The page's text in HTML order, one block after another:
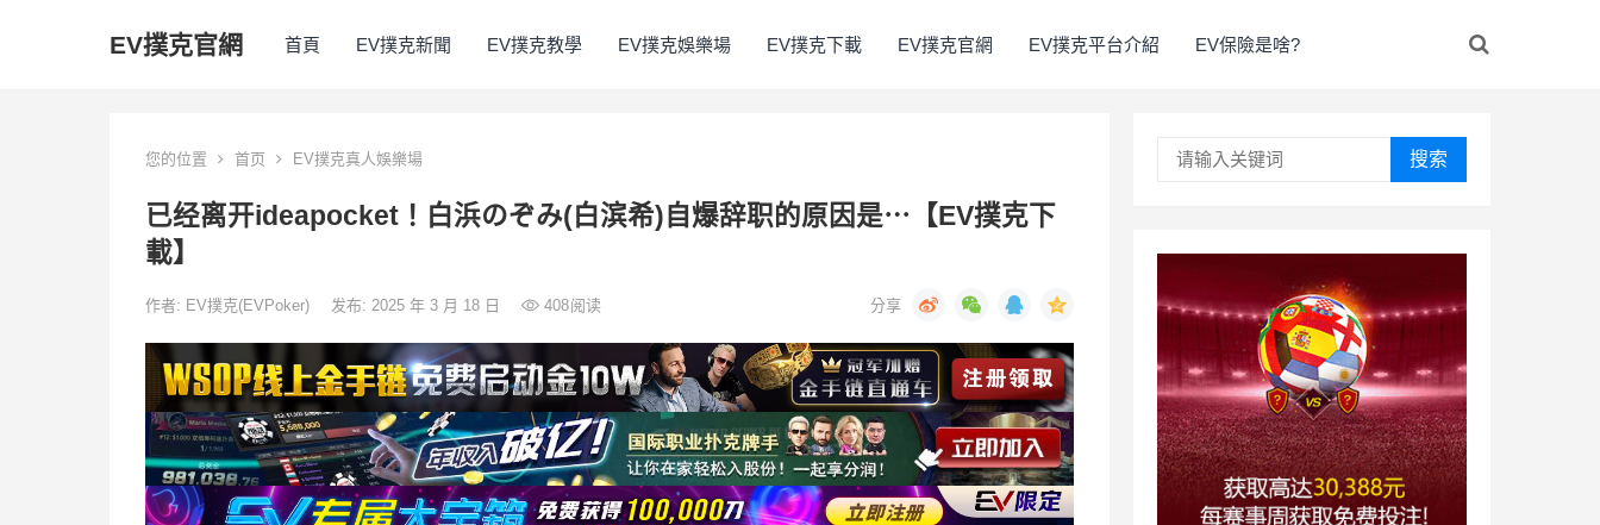
EV撲克官網 首頁 EV撲克新聞 EV撲克教學 EV撲克娛樂場 EV撲克下載 EV撲克官網 EV撲克平台介紹 EV保險是啥?
您的位置 首页 EV撲克真人娛樂場
已经离开ideapocket！白浜のぞみ(白滨希)自爆辞职的原因是⋯【EV撲克下
載】
作者: EV撲克(EVPoker) 发布: 2025 年 3 月 18 日 408阅读
搜索